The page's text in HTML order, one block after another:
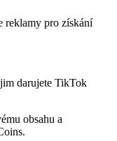
reklamy pro získání
darujete TikTok
obsahu a